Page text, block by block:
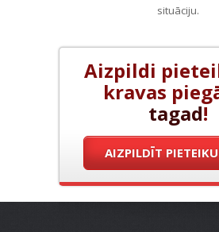
situāciju.
Aizpildi
kravas
tagad!
AIZPILDĪT